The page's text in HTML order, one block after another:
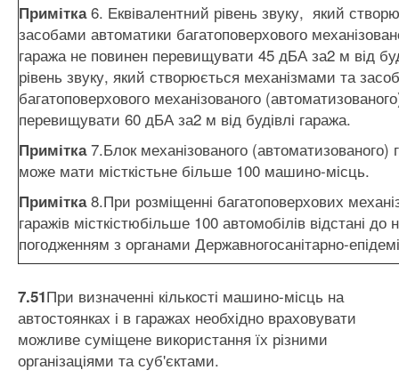
Примітка6. Еквівалентний рівень звуку, який
засобами автоматики багатоповерхового
гаража не повинен перевищувати 45 дБА за2 м від
рівень звуку, який створюється механізмами та
багатоповерхового механізованого
перевищувати 60 дБА за2 м від будівлі гаража.
Примітка7.Блок механізованого
може мати місткістьне більше 100 машино-місць.
Примітка8.При розміщенні багатоповерхових
гаражів місткістюбільше 100 автомобілів відстані
погодженням з органами Державногосанітарно-
7.51При визначенні кількості машино-місць на
автостоянках і в гаражах необхідно враховувати
можливе суміщене використання їх різними
організаціями та суб'єктами.